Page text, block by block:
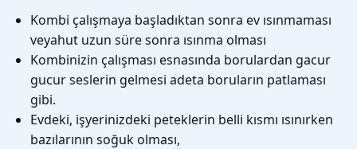
Kombi çalışmaya başladıktan sonra ev ısınmaması
veyahut uzun süre sonra ısınma olması
Kombinizin çalışması esnasında borulardan gacur
gucur seslerin gelmesi adeta boruların patlaması
gibi.
Evdeki, işyerinizdeki peteklerin belli kısmı ısınırken
bazılarının soğuk olması,